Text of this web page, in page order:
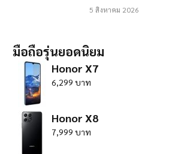
5 สิงหาคม 2026
มือถือรุ่นยอดนิยม
Honor X7
6,299 บาท
Honor X8
7,999 บาท